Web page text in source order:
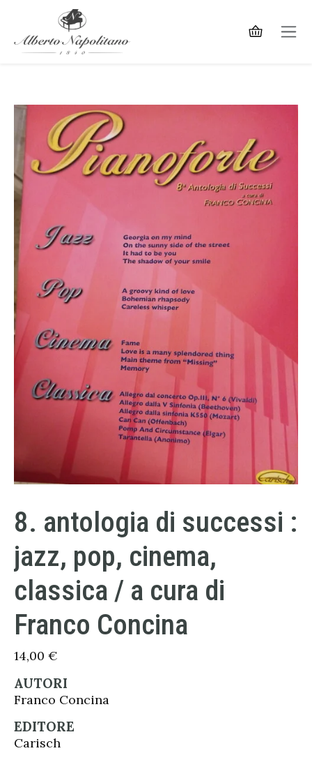
8. antologia di successi :
jazz, pop, cinema,
classica / a cura di
Franco Concina
14,00 €
AUTORI
Franco Concina
EDITORE
Carisch